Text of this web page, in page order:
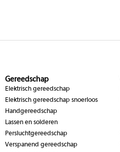
Gereedschap
Elektrisch gereedschap
Elektrisch gereedschap snoerloos
Handgereedschap
Lassen en solderen
Persluchtgereedschap
Verspanend gereedschap